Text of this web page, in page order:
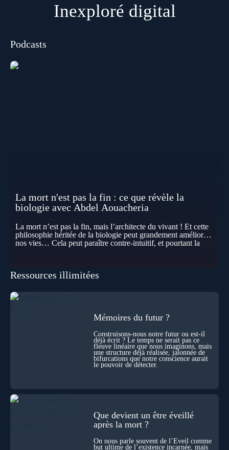
Inexploré digital
Podcasts
La mort n'est pas la fin : ce que révèle la
biologie avec Abdel Aouacheria
La mort n’est pas la fin, mais l’architecte du vivant ! Et cette
philosophie héritée de la biologie peut grandement améliorer
nos vies… Cela peut paraître contre-intuitif, et pourtant la
se construisent grâce à des milliers de morts cellulaires
effacements nécessaires façonnent la vie elle-même. À toutes
les échelles, la mort apparaît moins comme une rupture que
elle transformer notre manière de penser la mort ? Existe-t-il
l’âme ? Nous en parlons avec Abdel Aouacheria, docteur en
biochimie et spécialiste de la mort cellulaire.
Ressources illimitées
Mémoires du futur ?
Construisons-nous notre futur ou est-il
déjà écrit ? Le temps ne serait pas ce
fleuve linéaire que nous imaginons, mais
une structure déjà réalisée, jalonnée de
bifurcations que notre conscience aurait
le pouvoir de détecter.
Que devient un être éveillé
après la mort ?
On nous parle souvent de l’Éveil comme
but ultime de l’existence incarnée, mais